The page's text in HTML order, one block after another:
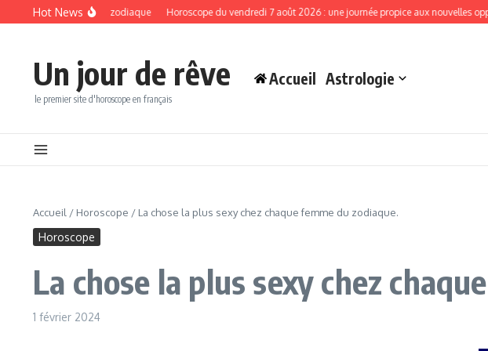
Aller au contenu
Hot News
à ces signes du zodiaque Horoscope du vendredi 7 août 2026 : une journée propice aux nouvelles
Un jour de rêve
le premier site d'horoscope en français
Accueil Astrologie
Accueil / Horoscope / La chose la plus sexy chez chaque femme du zodiaque.
Horoscope
La chose la plus sexy chez
1 février 2024